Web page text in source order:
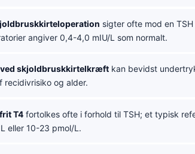
sigter ofte mod en
angiver 0,4-4,0 mIU/L som normalt.
skjoldbruskkirtelkræft kan bevidst
og alder.
T4 fortolkes ofte i forhold til TSH; et typisk
eller 10-23 pmol/L.